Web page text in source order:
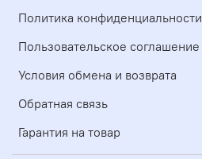
Политика конфиденциальности
Пользовательское соглашение
Условия обмена и возврата
Обратная связь
Гарантия на товар